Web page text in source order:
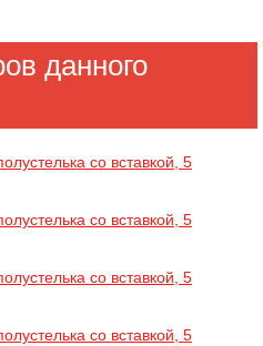
данного
со вставкой, 5
со вставкой, 5
со вставкой, 5
со вставкой, 5